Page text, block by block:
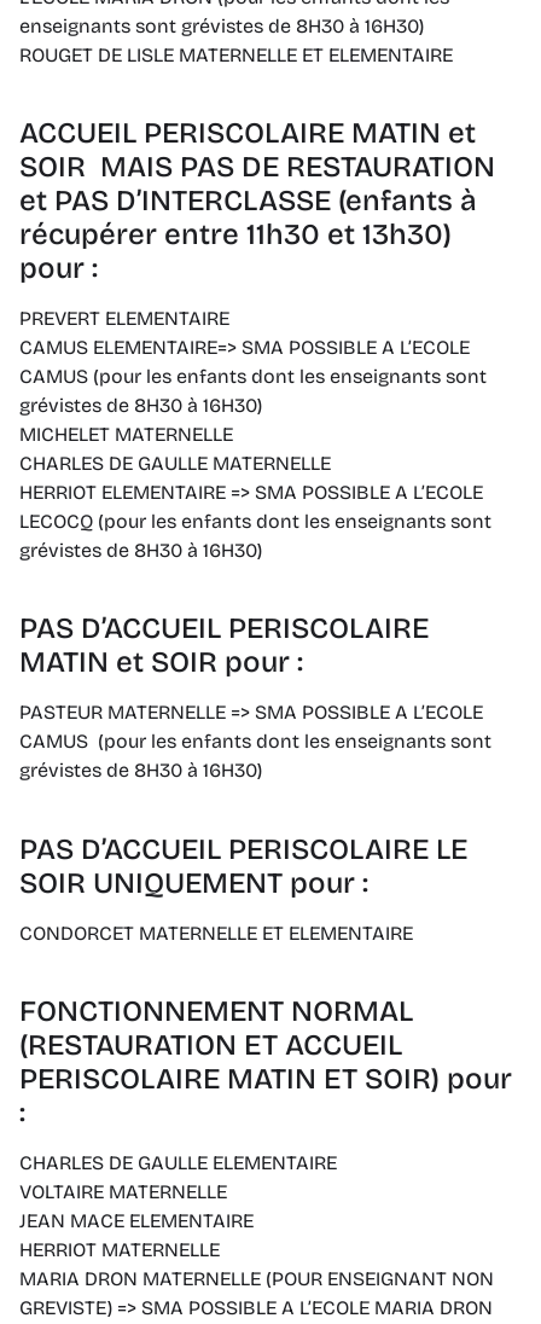
enseignants sont grévistes de 8H30 à 16H30)
ROUGET DE LISLE MATERNELLE ET ELEMENTAIRE
ACCUEIL PERISCOLAIRE MATIN et
SOIR MAIS PAS DE RESTAURATION
et PAS D’INTERCLASSE (enfants à
récupérer entre 11h30 et 13h30)
pour :
PREVERT ELEMENTAIRE
CAMUS ELEMENTAIRE=> SMA POSSIBLE A L’ECOLE
CAMUS (pour les enfants dont les enseignants sont
grévistes de 8H30 à 16H30)
MICHELET MATERNELLE
CHARLES DE GAULLE MATERNELLE
HERRIOT ELEMENTAIRE => SMA POSSIBLE A L’ECOLE
LECOCQ (pour les enfants dont les enseignants sont
grévistes de 8H30 à 16H30)
PAS D’ACCUEIL PERISCOLAIRE
MATIN et SOIR pour :
PASTEUR MATERNELLE => SMA POSSIBLE A L’ECOLE
CAMUS (pour les enfants dont les enseignants sont
grévistes de 8H30 à 16H30)
PAS D’ACCUEIL PERISCOLAIRE LE
SOIR UNIQUEMENT pour :
CONDORCET MATERNELLE ET ELEMENTAIRE
FONCTIONNEMENT NORMAL
(RESTAURATION ET ACCUEIL
PERISCOLAIRE MATIN ET SOIR) pour
:
CHARLES DE GAULLE ELEMENTAIRE
VOLTAIRE MATERNELLE
JEAN MACE ELEMENTAIRE
HERRIOT MATERNELLE
MARIA DRON MATERNELLE (POUR ENSEIGNANT NON
GREVISTE) => SMA POSSIBLE A L’ECOLE MARIA DRON